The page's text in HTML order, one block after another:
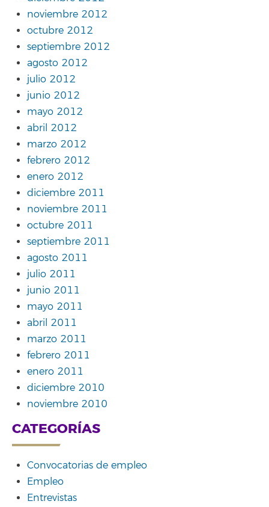
noviembre 2012
octubre 2012
septiembre 2012
agosto 2012
julio 2012
junio 2012
mayo 2012
abril 2012
marzo 2012
febrero 2012
enero 2012
diciembre 2011
noviembre 2011
octubre 2011
septiembre 2011
agosto 2011
julio 2011
junio 2011
mayo 2011
abril 2011
marzo 2011
febrero 2011
enero 2011
diciembre 2010
noviembre 2010
CATEGORÍAS
Convocatorias de empleo
Empleo
Entrevistas